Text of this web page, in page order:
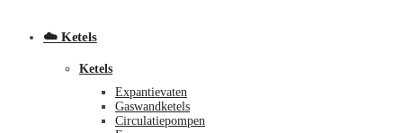
☁️ Ketels
Ketels
Expantievaten
Gaswandketels
Circulatiepompen